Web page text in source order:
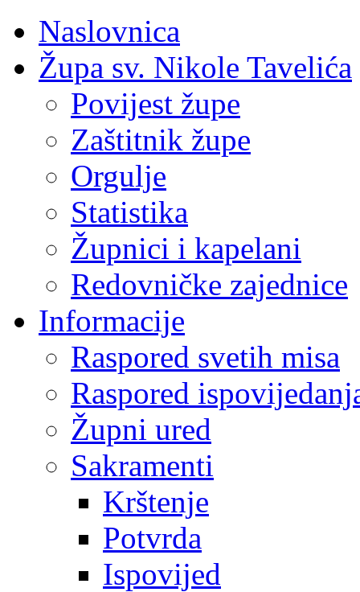
Naslovnica
Župa sv. Nikole Tavelića
Povijest župe
Zaštitnik župe
Orgulje
Statistika
Župnici i kapelani
Redovničke zajednice
Informacije
Raspored svetih misa
Raspored
Župni ured
Sakramenti
Krštenje
Potvrda
Ispovijed